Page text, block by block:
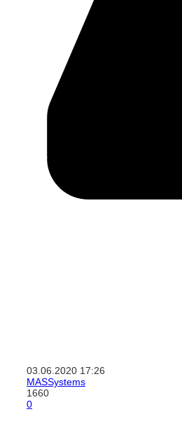
03.06.2020 17:26
MASSystems
1660
0